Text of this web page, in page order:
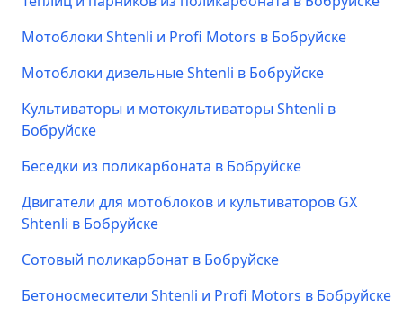
Мотоблоки Shtenli и Profi Motors в Бобруйске
Мотоблоки дизельные Shtenli в Бобруйске
Культиваторы и мотокультиваторы Shtenli в
Бобруйске
Беседки из поликарбоната в Бобруйске
Двигатели для мотоблоков и культиваторов GX
Shtenli в Бобруйске
Сотовый поликарбонат в Бобруйске
Бетоносмесители Shtenli и Profi Motors в Бобруйске